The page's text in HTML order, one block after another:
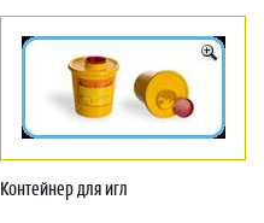
Контейнер для игл